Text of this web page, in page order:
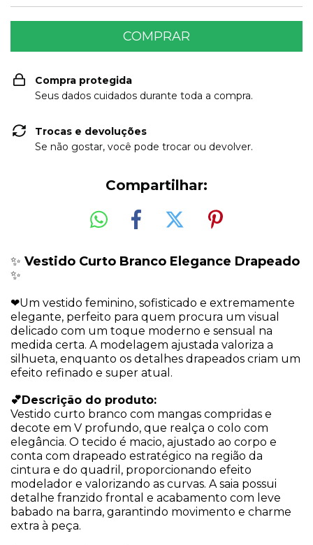
Compra protegida
Seus dados cuidados durante toda a compra.
Trocas e devoluções
Se não gostar, você pode trocar ou devolver.
Compartilhar:
✨ Vestido Curto Branco Elegance Drapeado
✨
❤Um vestido feminino, sofisticado e extremamente
elegante, perfeito para quem procura um visual
delicado com um toque moderno e sensual na
medida certa. A modelagem ajustada valoriza a
silhueta, enquanto os detalhes drapeados criam um
efeito refinado e super atual.
💕Descrição do produto:
Vestido curto branco com mangas compridas e
decote em V profundo, que realça o colo com
elegância. O tecido é macio, ajustado ao corpo e
conta com drapeado estratégico na região da
cintura e do quadril, proporcionando efeito
modelador e valorizando as curvas. A saia possui
detalhe franzido frontal e acabamento com leve
babado na barra, garantindo movimento e charme
extra à peça.